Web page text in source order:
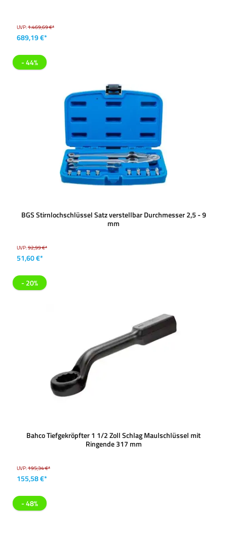
UVP:1.469,69 €*
689,19 €*
- 44%
BGS Stirnlochschlüssel Satz verstellbar Durchmesser 2,5 - 9
mm
UVP:92,99 €*
51,60 €*
- 20%
Bahco Tiefgekröpfter 1 1/2 Zoll Schlag Maulschlüssel mit
Ringende 317 mm
UVP:195,34 €*
155,58 €*
- 48%